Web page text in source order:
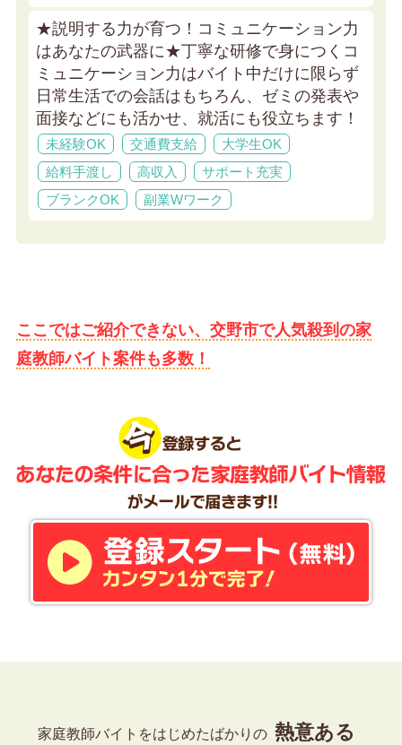
★説明する力が育つ！コミュニケーション力
はあなたの武器に★丁寧な研修で身につくコ
ミュニケーション力はバイト中だけに限らず
日常生活での会話はもちろん、ゼミの発表や
面接などにも活かせ、就活にも役立ちます！
未経験OK 交通費支給
大学生OK
給料手渡し
高収入
サポート充実
ブランクOK
副業Wワーク
ここではご紹介できない、交野市で人気殺到の家
庭教師バイト案件も多数！
家庭教師バイトをはじめたばかりの 熱意ある